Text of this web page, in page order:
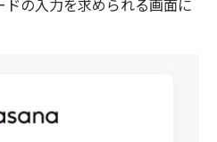
の入力を求められる画面に